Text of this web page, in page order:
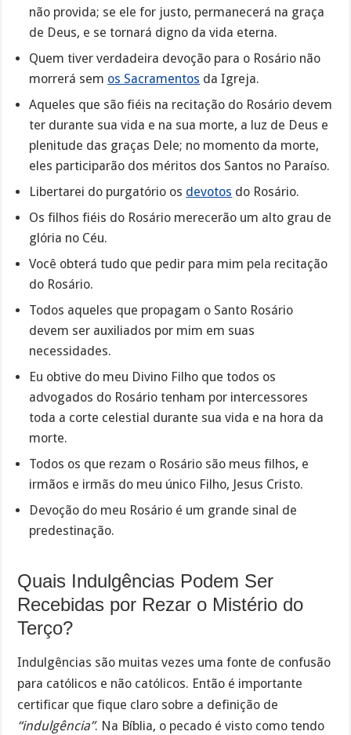
não provida; se ele for justo, permanecerá na graça
de Deus, e se tornará digno da vida eterna.
Quem tiver verdadeira devoção para o Rosário não
morrerá sem os Sacramentos da Igreja.
Aqueles que são fiéis na recitação do Rosário devem
ter durante sua vida e na sua morte, a luz de Deus e
plenitude das graças Dele; no momento da morte,
eles participarão dos méritos dos Santos no Paraíso.
Libertarei do purgatório os devotos do Rosário.
Os filhos fiéis do Rosário merecerão um alto grau de
glória no Céu.
Você obterá tudo que pedir para mim pela recitação
do Rosário.
Todos aqueles que propagam o Santo Rosário
devem ser auxiliados por mim em suas
necessidades.
Eu obtive do meu Divino Filho que todos os
advogados do Rosário tenham por intercessores
toda a corte celestial durante sua vida e na hora da
morte.
Todos os que rezam o Rosário são meus filhos, e
irmãos e irmãs do meu único Filho, Jesus Cristo.
Devoção do meu Rosário é um grande sinal de
predestinação.
Quais Indulgências Podem Ser
Recebidas por Rezar o Mistério do
Terço?
Indulgências são muitas vezes uma fonte de confusão
para católicos e não católicos. Então é importante
certificar que fique claro sobre a definição de
“indulgência”. Na Bíblia, o pecado é visto como tendo